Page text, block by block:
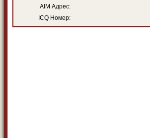
AIM Адрес:
ICQ Номер: